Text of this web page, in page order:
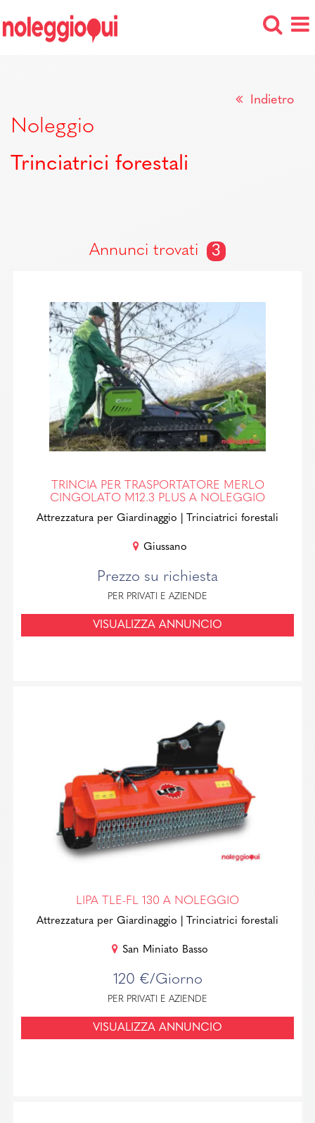
Indietro
Noleggio
Trinciatrici forestali
Annunci trovati 3
TRINCIA PER TRASPORTATORE MERLO
CINGOLATO M12.3 PLUS A NOLEGGIO
Attrezzatura per Giardinaggio | Trinciatrici forestali
Giussano
Prezzo su richiesta
PER PRIVATI E AZIENDE
VISUALIZZA ANNUNCIO
LIPA TLE-FL 130 A NOLEGGIO
Attrezzatura per Giardinaggio | Trinciatrici forestali
San Miniato Basso
120 €/Giorno
PER PRIVATI E AZIENDE
VISUALIZZA ANNUNCIO